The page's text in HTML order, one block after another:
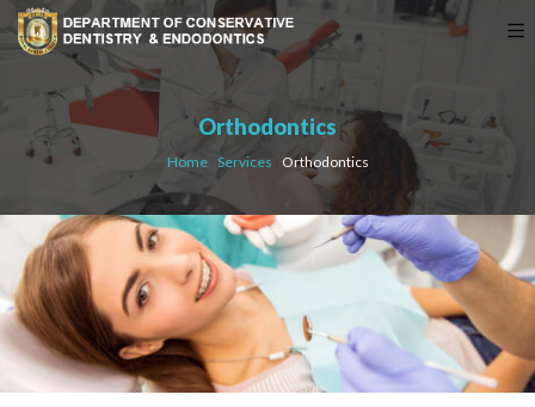
Orthodontics
Home› Services Orthodontics